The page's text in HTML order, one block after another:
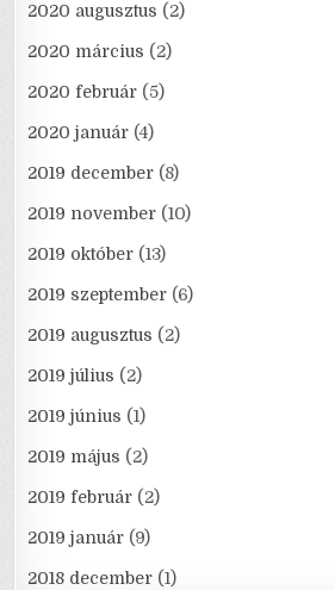
2020 augusztus (2)
2020 március (2)
2020 február (5)
2020 január (4)
2019 december (8)
2019 november (10)
2019 október (13)
2019 szeptember (6)
2019 augusztus (2)
2019 július (2)
2019 június (1)
2019 május (2)
2019 február (2)
2019 január (9)
2018 december (1)